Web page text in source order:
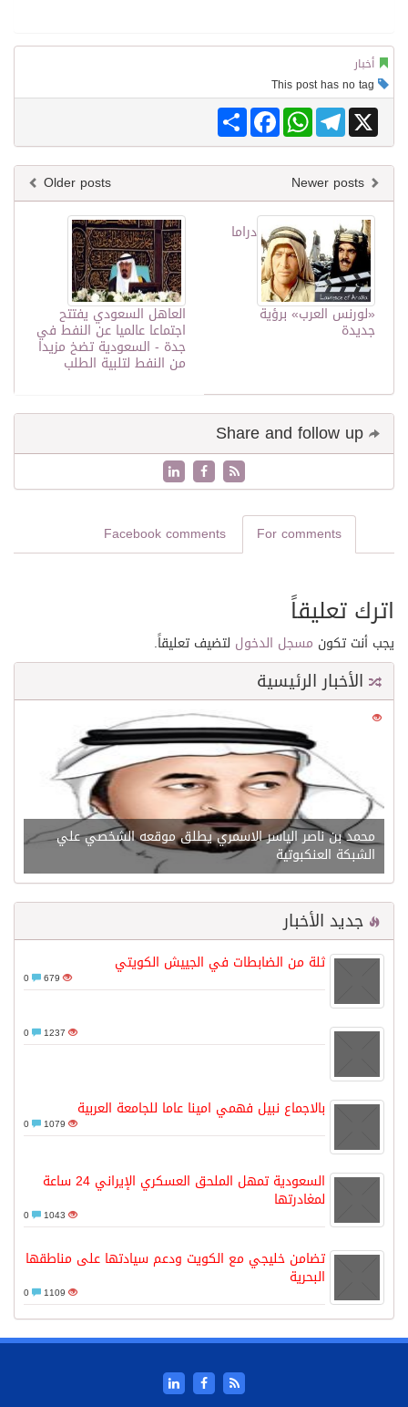
أخبار
Share
FacebookWhatsAppTelegram X
Older posts
العاهل السعودي يفتتح
اجتماعا عالميا عن النفط في
جدة - السعودية تضخ مزيدا
من النفط لتلبية الطلب
دراما
«لورنس العرب» برؤية
جديدة
For comments
Facebook comments
اترك تعليقاً
يجب أنت تكون مسجل الدخول لتضيف تعليقاً.
الأخبار الرئيسية
21666
محمد بن ناصر الياسر الاسمري يطلق موقعه الشخصي علي
الشبكة العنكبوتية
جديد الأخبار
ثلة من الضابطات في الجييش الكويتي
679
1237
بالاجماع نبيل فهمي امينا عاما للجامعة العربية
1079
السعودية تمهل الملحق العسكري الإيراني 24 ساعة
لمغادرتها
1043
تضامن خليجي مع الكويت ودعم سيادتها على مناطقها
البحرية
1109